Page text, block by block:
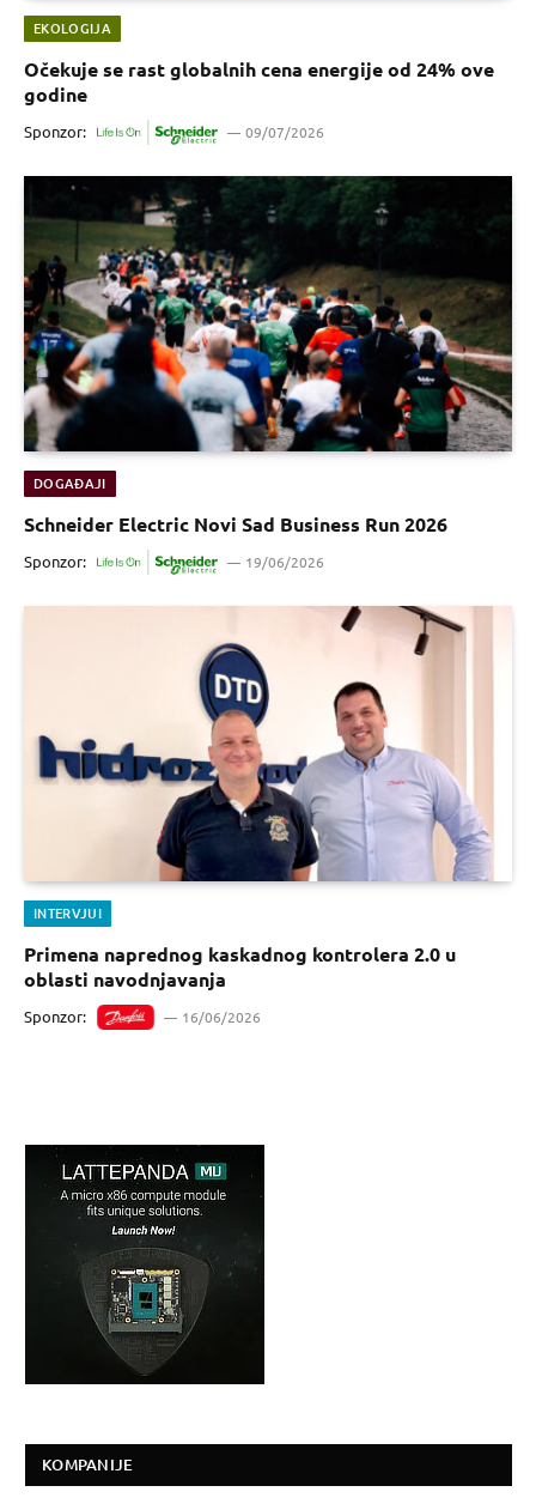
EKOLOGIJA
Očekuje se rast globalnih cena energije od 24% ove
godine
Sponzor: 09/07/2026
DOGAĐAJI
Schneider Electric Novi Sad Business Run 2026
Sponzor: 19/06/2026
INTERVJUI
Primena naprednog kaskadnog kontrolera 2.0 u
oblasti navodnjavanja
Sponzor: 16/06/2026
KOMPANIJE